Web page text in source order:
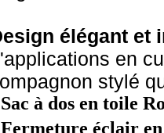
élégant et
en
stylé
Sac à dos en toile
Fermeture éclair